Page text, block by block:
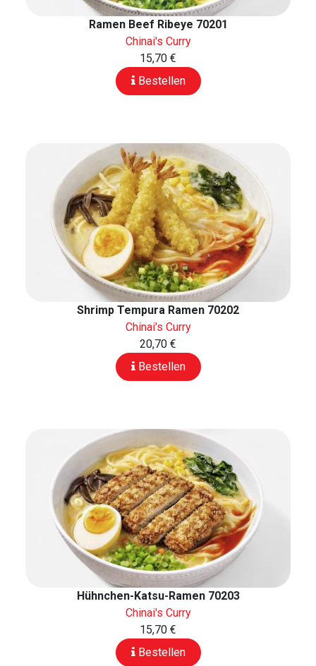
Ramen Beef Ribeye 70201
Chinai's Curry
15,70 €
Bestellen
Shrimp Tempura Ramen 70202
Chinai's Curry
20,70 €
Bestellen
Hühnchen-Katsu-Ramen 70203
Chinai's Curry
15,70 €
Bestellen